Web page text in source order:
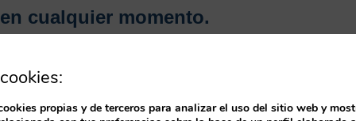
cualquier momento.
tres próximas ediciones del calendario (equivalentes a 6
por el tutor, podrá descargar un certificado provisional
propias y de terceros para analizar el uso del sitio web y